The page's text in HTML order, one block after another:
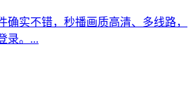
确实不错，秒播画质高清、多线路，
录。...